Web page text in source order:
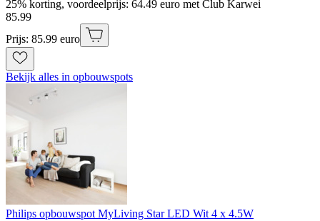
25% korting, voordeelprijs: 64.49 euro met Club Karwei
85.99
Prijs: 85.99 euro
Bekijk alles in opbouwspots
Philips opbouwspot MyLiving Star LED Wit 4 x 4.5W